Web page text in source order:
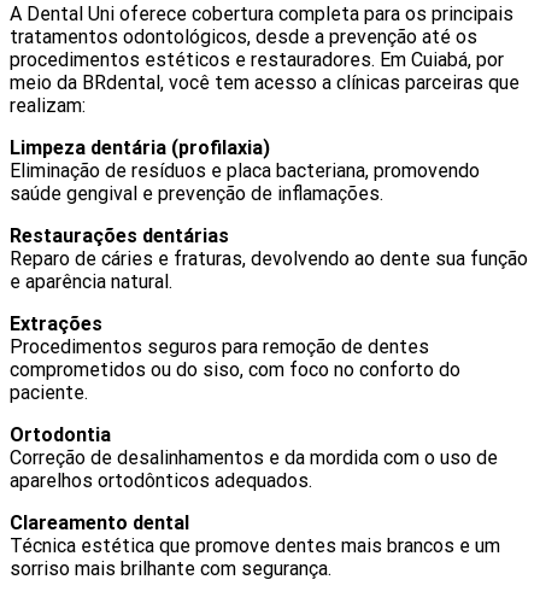
A Dental Uni oferece cobertura completa para os principais
tratamentos odontológicos, desde a prevenção até os
procedimentos estéticos e restauradores. Em Cuiabá, por
meio da BRdental, você tem acesso a clínicas parceiras que
realizam:
Limpeza dentária (profilaxia)
Eliminação de resíduos e placa bacteriana, promovendo
saúde gengival e prevenção de inflamações.
Restaurações dentárias
Reparo de cáries e fraturas, devolvendo ao dente sua função
e aparência natural.
Extrações
Procedimentos seguros para remoção de dentes
comprometidos ou do siso, com foco no conforto do
paciente.
Ortodontia
Correção de desalinhamentos e da mordida com o uso de
aparelhos ortodônticos adequados.
Clareamento dental
Técnica estética que promove dentes mais brancos e um
sorriso mais brilhante com segurança.